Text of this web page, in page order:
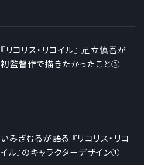
『リコリス・リコイル』 足立慎吾が
初監督作で描きたかったこと③
いみぎむるが語る 『リコリス・リコ
イル』のキャラクターデザイン①